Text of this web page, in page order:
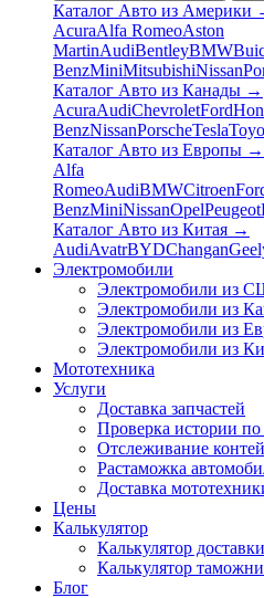
Каталог Авто из Америки
AcuraAlfa RomeoAston
MartinAudiBentleyBMW
BenzMiniMitsubishiNissan
Каталог Авто из Канады →
AcuraAudiChevroletFord
BenzNissanPorscheTesla
Каталог Авто из Европы →
Alfa
RomeoAudiBMWCitroen
BenzMiniNissanOpelPeugeot
Каталог Авто из Китая →
AudiAvatrBYDChangan
Электромобили
Электромобили из
Электромобили из
Электромобили из
Электромобили из
Мототехника
Услуги
Доставка запчастей
Проверка истории по
Отслеживание
Растаможка
Доставка
Цены
Калькулятор
Калькулятор
Калькулятор таможни
Блог